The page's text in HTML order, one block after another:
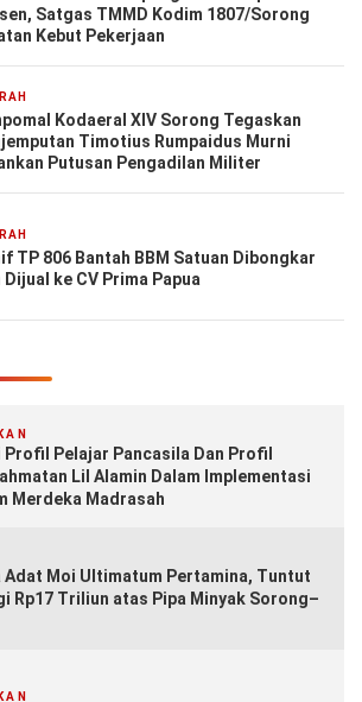
Satgas TMMD Kodim 1807/Sorong
Kebut Pekerjaan
Kodaeral XIV Sorong Tegaskan
Timotius Rumpaidus Murni
Putusan Pengadilan Militer
TP 806 Bantah BBM Satuan Dibongkar
Dijual ke CV Prima Papua
Profil Pelajar Pancasila Dan Profil
Lil Alamin Dalam Implementasi
Merdeka Madrasah
Adat Moi Ultimatum Pertamina, Tuntut
Rp17 Triliun atas Pipa Minyak Sorong–